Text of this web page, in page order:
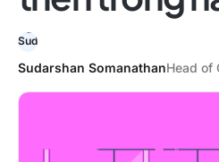
Sudarshan SomanathanHead of